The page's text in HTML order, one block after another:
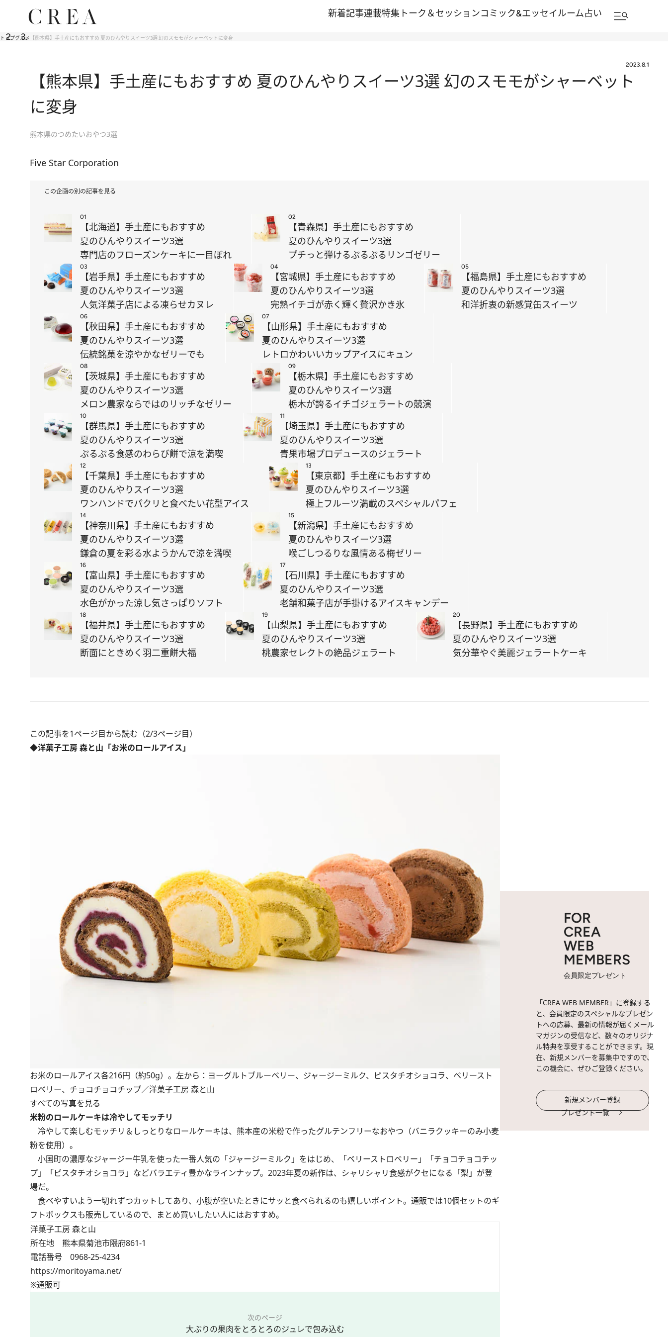
新着記事連載特集 トーク＆セッションコミック&エッセイルーム占い
トップグルメ 【熊本県】手土産にもおすすめ 夏のひんやりスイーツ3選 幻のスモモがシャーベットに変身
2023.8.1
【熊本県】手土産にもおすすめ 夏のひんやりスイーツ3選 幻のスモモがシャーベット
に変身
熊本県のつめたいおやつ3選
Five Star Corporation
この企画の別の記事を見る
01
【北海道】手土産にもおすすめ
夏のひんやりスイーツ3選
専門店のフローズンケーキに一目ぼれ
02
【青森県】手土産にもおすすめ
夏のひんやりスイーツ3選
プチっと弾けるぷるぷるリンゴゼリー
03
【岩手県】手土産にもおすすめ
夏のひんやりスイーツ3選
人気洋菓子店による凍らせカヌレ
04
【宮城県】手土産にもおすすめ
夏のひんやりスイーツ3選
完熟イチゴが赤く輝く贅沢かき氷
05
【福島県】手土産にもおすすめ
夏のひんやりスイーツ3選
和洋折衷の新感覚缶スイーツ
06
【秋田県】手土産にもおすすめ
夏のひんやりスイーツ3選
伝統銘菓を涼やかなゼリーでも
07
【山形県】手土産にもおすすめ
夏のひんやりスイーツ3選
レトロかわいいカップアイスにキュン
08
【茨城県】手土産にもおすすめ
夏のひんやりスイーツ3選
メロン農家ならではのリッチなゼリー
09
【栃木県】手土産にもおすすめ
夏のひんやりスイーツ3選
栃木が誇るイチゴジェラートの競演
10
【群馬県】手土産にもおすすめ
夏のひんやりスイーツ3選
ぷるぷる食感のわらび餅で涼を満喫
11
【埼玉県】手土産にもおすすめ
夏のひんやりスイーツ3選
青果市場プロデュースのジェラート
12
【千葉県】手土産にもおすすめ
夏のひんやりスイーツ3選
ワンハンドでパクリと食べたい花型アイス
13
【東京都】手土産にもおすすめ
夏のひんやりスイーツ3選
極上フルーツ満載のスペシャルパフェ
14
【神奈川県】手土産にもおすすめ
夏のひんやりスイーツ3選
鎌倉の夏を彩る水ようかんで涼を満喫
15
【新潟県】手土産にもおすすめ
夏のひんやりスイーツ3選
喉ごしつるりな風情ある梅ゼリー
16
【富山県】手土産にもおすすめ
夏のひんやりスイーツ3選
水色がかった涼し気さっぱりソフト
17
【石川県】手土産にもおすすめ
夏のひんやりスイーツ3選
老舗和菓子店が手掛けるアイスキャンデー
18
【福井県】手土産にもおすすめ
夏のひんやりスイーツ3選
断面にときめく羽二重餅大福
19
【山梨県】手土産にもおすすめ
夏のひんやりスイーツ3選
桃農家セレクトの絶品ジェラート
20
【長野県】手土産にもおすすめ
夏のひんやりスイーツ3選
気分華やぐ美麗ジェラートケーキ
この記事を1ページ目から読む（2/3ページ目）
◆洋菓子工房 森と山「お米のロールアイス」
お米のロールアイス各216円（約50g）。左から：ヨーグルトブルーベリー、ジャージーミルク、ピスタチオショコラ、ベリースト
ロベリー、チョコチョコチップ／洋菓子工房 森と山
すべての写真を見る
米粉のロールケーキは冷やしてモッチリ
冷やして楽しむモッチリ＆しっとりなロールケーキは、熊本産の米粉で作ったグルテンフリーなおやつ（バニラクッキーのみ小麦
粉を使用）。
小国町の濃厚なジャージー牛乳を使った一番人気の「ジャージーミルク」をはじめ、「ベリーストロベリー」「チョコチョコチッ
プ」「ピスタチオショコラ」などバラエティ豊かなラインナップ。2023年夏の新作は、シャリシャリ食感がクセになる「梨」が登
場だ。
食べやすいよう一切れずつカットしてあり、小腹が空いたときにサッと食べられるのも嬉しいポイント。通販では10個セットのギ
フトボックスも販売しているので、まとめ買いしたい人にはおすすめ。
洋菓子工房 森と山
所在地 熊本県菊池市隈府861-1
電話番号 0968-25-4234
https://moritoyama.net/
※通販可
次のページ
大ぶりの果肉をとろとろのジュレで包み込む
FOR
CREA
WEB
MEMBERS
会員限定プレゼント
「CREA WEB MEMBER」に登録する
と、会員限定のスペシャルなプレゼン
トへの応募、最新の情報が届くメール
マガジンの受信など、数々のオリジナ
ル特典を享受することができます。現
在、新規メンバーを募集中ですので、
この機会に、ぜひご登録ください。
新規メンバー登録
プレゼント一覧